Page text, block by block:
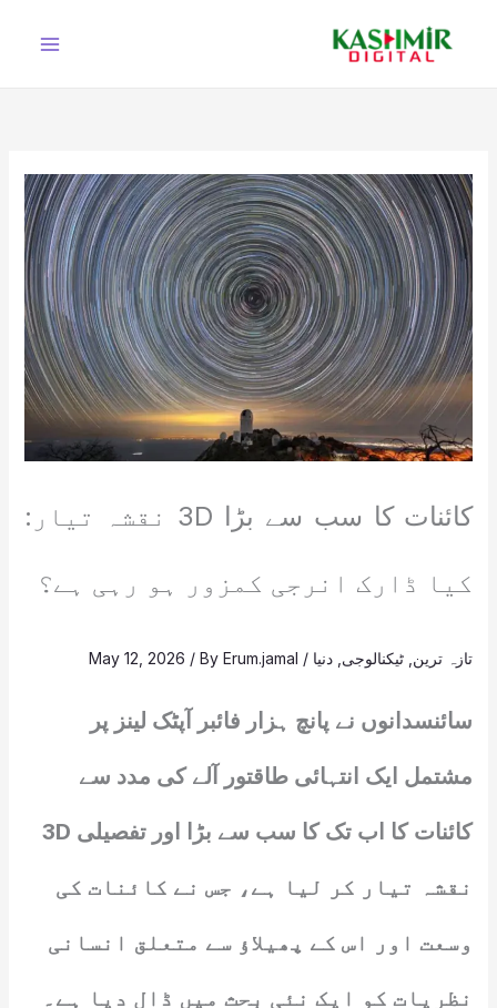
کائنات کا سب سے بڑا 3D نقشہ تیار:
کیا ڈارک انرجی کمزور ہو رہی ہے؟
تازہ ترین ٹیکنالوجی دنیا /
May 12, 2026 / ByErum.jamal
سائنسدانوں نے پانچ ہزار فائبر آپٹک لینز پر
مشتمل ایک انتہائی طاقتور آلے کی مدد سے
کائنات کا اب تک کا سب سے بڑا اور تفصیلی 3D
نقشہ تیار کر لیا ہے، جس نے کائنات کی
وسعت اور اس کے پھیلاؤ سے متعلق انسانی
نظریات کو ایک نئی بحث میں ڈال دیا ہے۔